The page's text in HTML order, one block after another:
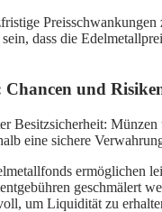
dass die
und
Besitzsicherheit:
eine sichere
ermöglichen
geschmälert
um Liquidität zu